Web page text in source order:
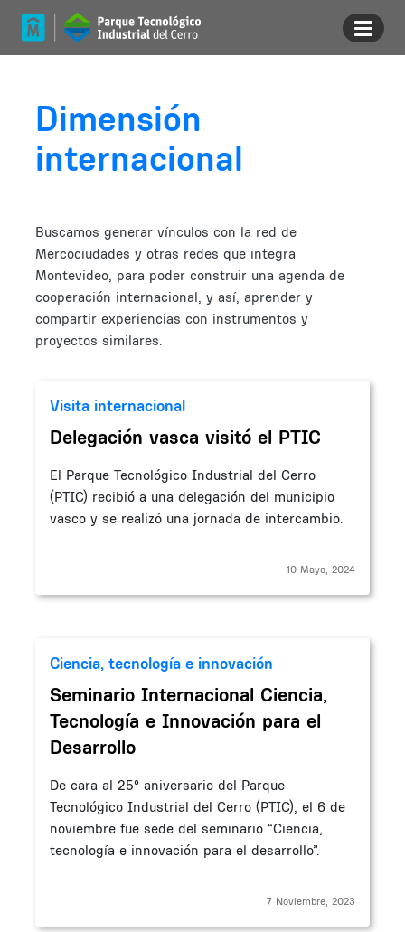
Pasar al contenido principal
Dimensión
internacional
Buscamos generar vínculos con la red de
Mercociudades y otras redes que integra
Montevideo, para poder construir una agenda de
cooperación internacional, y así, aprender y
compartir experiencias con instrumentos y
proyectos similares.
Visita internacional
Delegación vasca visitó el PTIC
El Parque Tecnológico Industrial del Cerro
(PTIC) recibió a una delegación del municipio
vasco y se realizó una jornada de intercambio.
10 Mayo, 2024
Ciencia, tecnología e innovación
Seminario Internacional Ciencia,
Tecnología e Innovación para el
Desarrollo
De cara al 25° aniversario del Parque
Tecnológico Industrial del Cerro (PTIC), el 6 de
noviembre fue sede del seminario “Ciencia,
tecnología e innovación para el desarrollo”.
7 Noviembre, 2023